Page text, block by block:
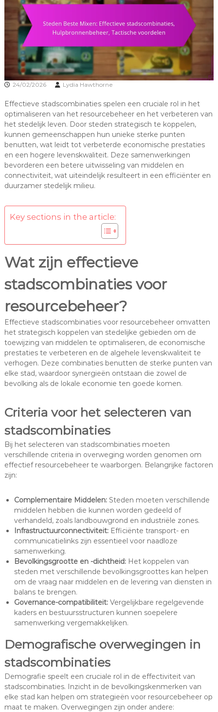
24/02/2026 Lydia Hawthorne
Effectieve stadscombinaties spelen een cruciale rol in het
optimaliseren van het resourcebeheer en het verbeteren van
het stedelijk leven. Door steden strategisch te koppelen,
kunnen gemeenschappen hun unieke sterke punten
benutten, wat leidt tot verbeterde economische prestaties
en een hogere levenskwaliteit. Deze samenwerkingen
bevorderen een betere uitwisseling van middelen en
connectiviteit, wat uiteindelijk resulteert in een efficiënter en
duurzamer stedelijk milieu.
Key sections in the article:
Wat zijn effectieve
stadscombinaties voor
resourcebeheer?
Effectieve stadscombinaties voor resourcebeheer omvatten
het strategisch koppelen van stedelijke gebieden om de
toewijzing van middelen te optimaliseren, de economische
prestaties te verbeteren en de algehele levenskwaliteit te
verhogen. Deze combinaties benutten de sterke punten van
elke stad, waardoor synergieën ontstaan die zowel de
bevolking als de lokale economie ten goede komen.
Criteria voor het selecteren van
stadscombinaties
Bij het selecteren van stadscombinaties moeten
verschillende criteria in overweging worden genomen om
effectief resourcebeheer te waarborgen. Belangrijke factoren
zijn:
Complementaire Middelen:Steden moeten verschillende
middelen hebben die kunnen worden gedeeld of
verhandeld, zoals landbouwgrond en industriële zones.
Infrastructuurconnectiviteit:Efficiënte transport- en
communicatielinks zijn essentieel voor naadloze
samenwerking.
Bevolkingsgrootte en -dichtheid:Het koppelen van
steden met verschillende bevolkingsgroottes kan helpen
om de vraag naar middelen en de levering van diensten in
balans te brengen.
Governance-compatibiliteit:Vergelijkbare regelgevende
kaders en bestuursstructuren kunnen soepelere
samenwerking vergemakkelijken.
Demografische overwegingen in
stadscombinaties
Demografie speelt een cruciale rol in de effectiviteit van
stadscombinaties. Inzicht in de bevolkingskenmerken van
elke stad kan helpen om strategieën voor resourcebeheer op
maat te maken. Overwegingen zijn onder andere: